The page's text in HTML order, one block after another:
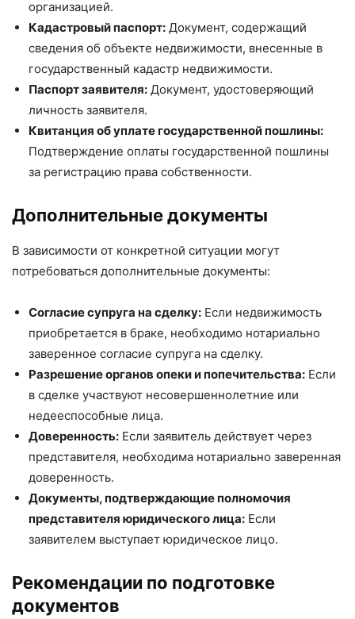
организацией.
Кадастровый паспорт: Документ, содержащий
сведения об объекте недвижимости, внесенные в
государственный кадастр недвижимости.
Паспорт заявителя: Документ, удостоверяющий
личность заявителя.
Квитанция об уплате государственной пошлины:
Подтверждение оплаты государственной пошлины
за регистрацию права собственности.
Дополнительные документы
В зависимости от конкретной ситуации могут
потребоваться дополнительные документы:
Согласие супруга на сделку: Если недвижимость
приобретается в браке, необходимо нотариально
заверенное согласие супруга на сделку.
Разрешение органов опеки и попечительства: Если
в сделке участвуют несовершеннолетние или
недееспособные лица.
Доверенность: Если заявитель действует через
представителя, необходима нотариально заверенная
доверенность.
Документы, подтверждающие полномочия
представителя юридического лица: Если
заявителем выступает юридическое лицо.
Рекомендации по подготовке
документов